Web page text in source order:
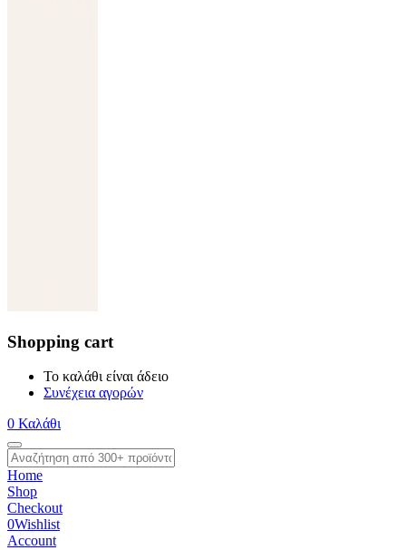
Shopping cart
Το καλάθι είναι άδειο
Συνέχεια αγορών
0 Καλάθι
Home
Shop
Checkout
0Wishlist
Account